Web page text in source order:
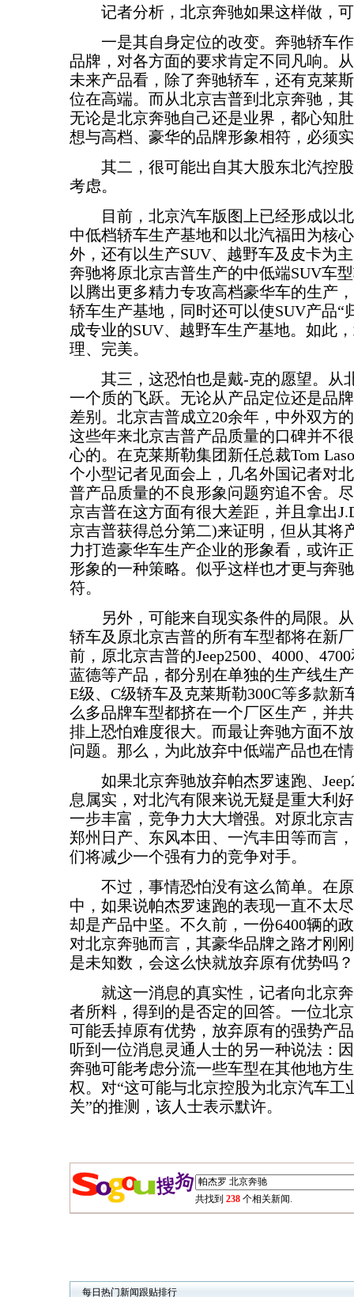
记者分析，北京奔驰如果这样做，可
一是其自身定位的改变。奔驰轿车作
品牌，对各方面的要求肯定不同凡响。
未来产品看，除了奔驰轿车，还有克莱
位在高端。而从北京吉普到北京奔驰，
无论是北京奔驰自己还是业界，都心知
想与高档、豪华的品牌形象相符，必须
其二，很可能出自其大股东北汽控股
考虑。
目前，北京汽车版图上已经形成以北
中低档轿车生产基地和以北汽福田为核
外，还有以生产SUV、越野车及皮卡为
奔驰将原北京吉普生产的中低端SUV车
以腾出更多精力专攻高档豪华车的生产
轿车生产基地，同时还可以使SUV产品“
成专业的SUV、越野车生产基地。如此
理、完美。
其三，这恐怕也是戴-克的愿望。从
一个质的飞跃。无论从产品定位还是品
差别。北京吉普成立20余年，中外双方
这些年来北京吉普产品质量的口碑并不
心的。在克莱斯勒集团新任总裁Tom
个小型记者见面会上，几名外国记者对
普产品质量的不良形象问题穷追不舍。
京吉普在这方面有很大差距，并且拿出
京吉普获得总分第二)来证明，但从其将
力打造豪华车生产企业的形象看，或许
形象的一种策略。似乎这样也才更与奔
符。
另外，可能来自现实条件的局限。从
轿车及原北京吉普的所有车型都将在新
前，原北京吉普的Jeep2500、4000、
蓝德等产品，都分别在单独的生产线生
E级、C级轿车及克莱斯勒300C等多款新
么多品牌车型都挤在一个厂区生产，并
排上恐怕难度很大。而最让奔驰方面不
问题。那么，为此放弃中低端产品也在
如果北京奔驰放弃帕杰罗速跑、
息属实，对北汽有限来说无疑是重大利
一步丰富，竞争力大大增强。对原北京
郑州日产、东风本田、一汽丰田等而言
们将减少一个强有力的竞争对手。
不过，事情恐怕没有这么简单。在原
中，如果说帕杰罗速跑的表现一直不太
却是产品中坚。不久前，一份6400辆的
对北京奔驰而言，其豪华品牌之路才刚
是未知数，会这么快就放弃原有优势吗？
就这一消息的真实性，记者向北京奔
者所料，得到的是否定的回答。一位北
可能丢掉原有优势，放弃原有的强势产
听到一位消息灵通人士的另一种说法：
奔驰可能考虑分流一些车型在其他地方
权。对“这可能与北京控股为北京汽车工
关”的推测，该人士表示默许。
共找到 238 个相关新闻.
每日热门新闻跟贴排行